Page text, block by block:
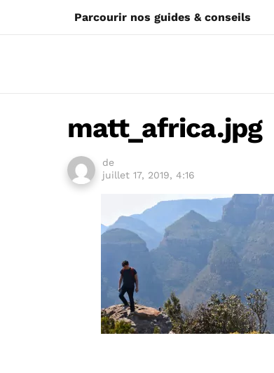
Parcourir nos guides & conseils
matt_africa.jpg
de
juillet 17, 2019, 4:16